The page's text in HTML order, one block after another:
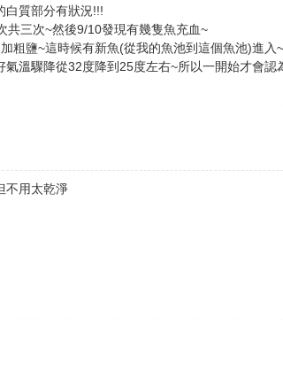
白質部分有狀況!!!
共三次~然後9/10發現有幾隻魚充血~
粗鹽~這時候有新魚(從我的魚池到這個魚池)進
溫驟降從32度降到25度左右~所以一開始才會認
不用太乾淨